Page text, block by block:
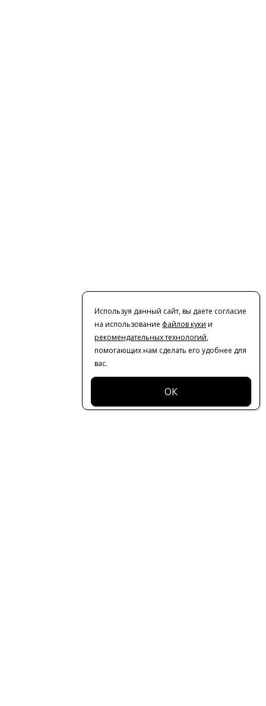
Используя данный сайт, вы даете согласие
на использование файлов куки и
рекомендательных технологий,
помогающих нам сделать его удобнее для
вас.